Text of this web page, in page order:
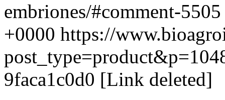
embriones/#comment-5505
+0000 https://
9faca1c0d0 [Link deleted]